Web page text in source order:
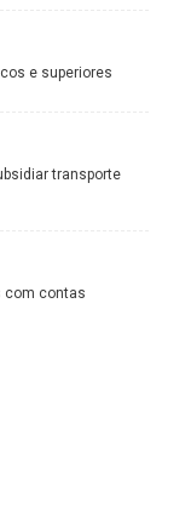
e superiores
transporte
com contas